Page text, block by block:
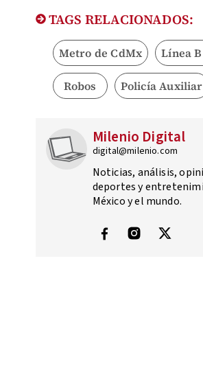
TAGS RELACIONADOS:
Metro de CdMx Línea
Robos Policía Auxiliar
Milenio Digital
digital@milenio.com
Noticias, análisis,
deportes y
México y el mundo.